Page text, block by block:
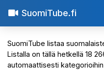
SuomiTube.fi
SuomiTube listaa
Listalla on tällä hetkellä 18
automaattisesti